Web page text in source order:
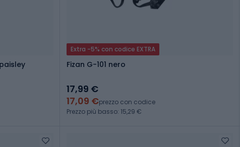
Extra -5% con codice EXTRA
Fizan G-101 nero
17,99 €
17,09 €prezzo con codice
Prezzo più basso: 15,29 €